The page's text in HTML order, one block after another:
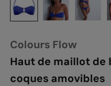
Colours Flow
Haut de maillot de
coques amovibles